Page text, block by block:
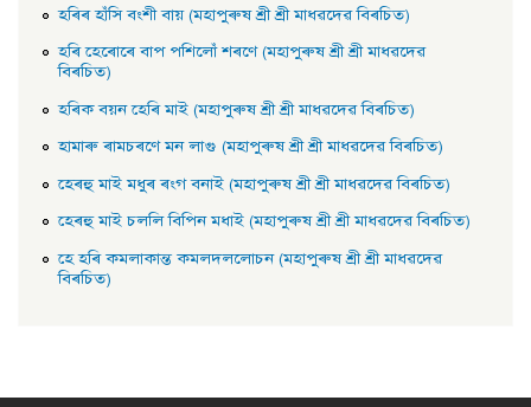
হৰিৰ হাঁসি বংশী বায় (মহাপুৰুষ শ্ৰী শ্ৰী মাধৱদেৱ বিৰচিত)
হৰি হেৰােৰে বাপ পশিলোঁ শৰণে (মহাপুৰুষ শ্ৰী শ্ৰী মাধৱদেৱ
বিৰচিত)
হৰিক বয়ন হেৰি মাই (মহাপুৰুষ শ্ৰী শ্ৰী মাধৱদেৱ বিৰচিত)
হামাৰু ৰামচৰণে মন লাগু (মহাপুৰুষ শ্ৰী শ্ৰী মাধৱদেৱ বিৰচিত)
হেৰহু মাই মধুৰ ৰংগ বনাই (মহাপুৰুষ শ্ৰী শ্ৰী মাধৱদেৱ বিৰচিত)
হেৰহু মাই চললি বিপিন মধাই (মহাপুৰুষ শ্ৰী শ্ৰী মাধৱদেৱ বিৰচিত)
হে হৰি কমলাকান্ত কমলদললােচন (মহাপুৰুষ শ্ৰী শ্ৰী মাধৱদেৱ
বিৰচিত)